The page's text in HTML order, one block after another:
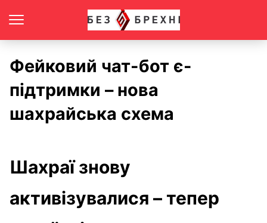
Фейковий чат-бот є-
підтримки – нова
шахрайська схема
Шахраї знову
активізувалися – тепер